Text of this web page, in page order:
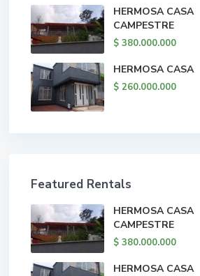
HERMOSA CASA
CAMPESTRE
$ 380.000.000
HERMOSA CASA
$ 260.000.000
Featured Rentals
HERMOSA CASA
CAMPESTRE
$ 380.000.000
HERMOSA CASA